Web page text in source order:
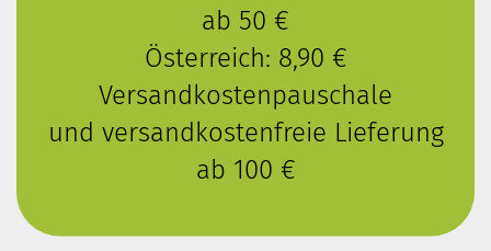
ab 50 €
Österreich: 8,90 €
Versandkostenpauschale
und versandkostenfreie Lieferung
ab 100 €